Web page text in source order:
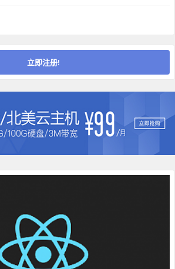
立即注册!